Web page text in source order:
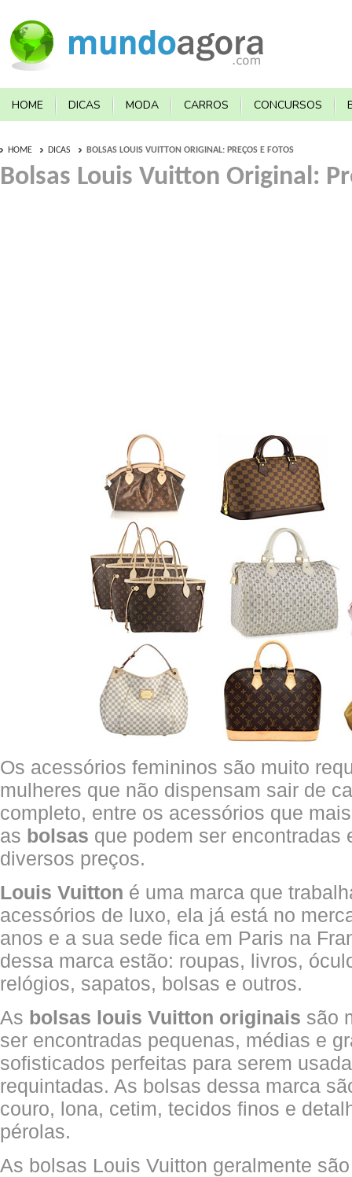
HOME DICAS MODA CARROS CONCURSOS
HOME DICAS BOLSAS LOUIS VUITTON ORIGINAL: PREÇOS E FOTOS
Bolsas Louis Vuitton Original:
Os acessórios femininos são muito
mulheres que não dispensam sair de
completo, entre os acessórios que
as bolsas que podem ser encontradas
diversos preços.
Louis Vuitton é uma marca que
acessórios de luxo, ela já está no
anos e a sua sede fica em Paris na
dessa marca estão: roupas, livros,
relógios, sapatos, bolsas e outros.
As bolsas louis Vuitton originais são
ser encontradas pequenas, médias e
sofisticados perfeitas para serem
requintadas. As bolsas dessa marca
couro, lona, cetim, tecidos finos e
pérolas.
As bolsas Louis Vuitton geralmente